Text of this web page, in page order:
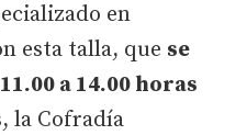
en
esta talla, que se
a 14.00 horas
la Cofradía